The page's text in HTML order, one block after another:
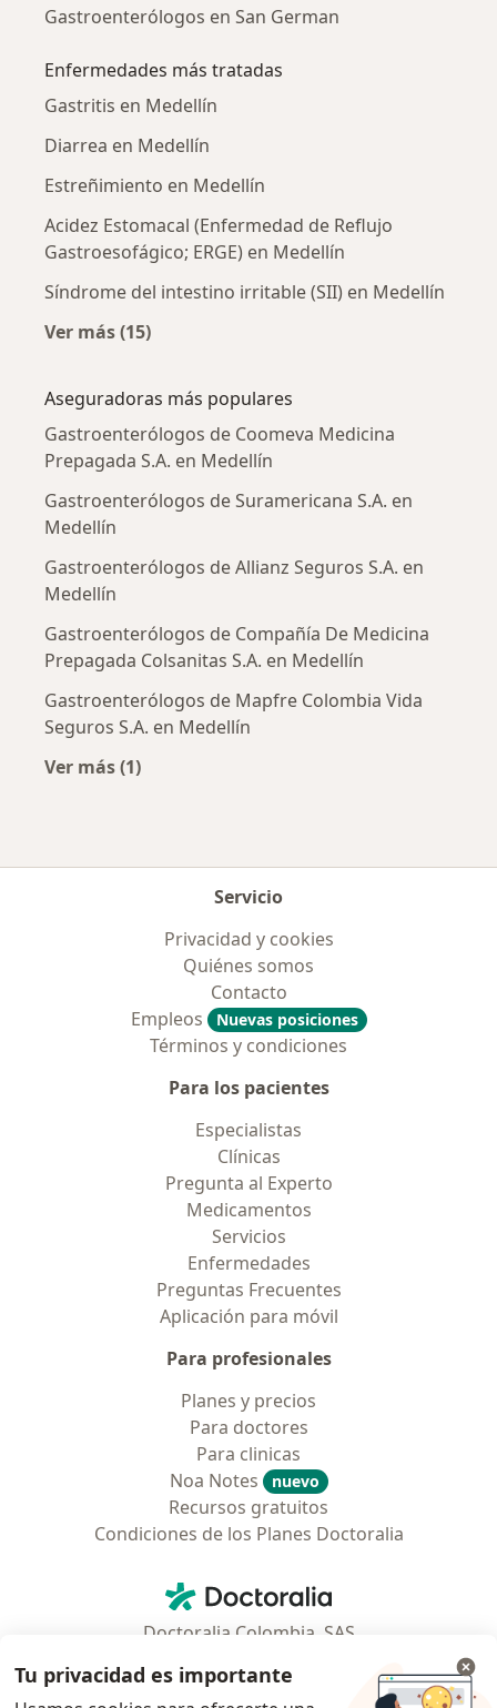
Gastroenterólogos en San German
Enfermedades más tratadas
Gastritis en Medellín
Diarrea en Medellín
Estreñimiento en Medellín
Acidez Estomacal (Enfermedad de Reflujo
Gastroesofágico; ERGE) en Medellín
Síndrome del intestino irritable (SII) en Medellín
Ver más (15)
Aseguradoras más populares
Gastroenterólogos de Coomeva Medicina
Prepagada S.A. en Medellín
Gastroenterólogos de Suramericana S.A. en
Medellín
Gastroenterólogos de Allianz Seguros S.A. en
Medellín
Gastroenterólogos de Compañía De Medicina
Prepagada Colsanitas S.A. en Medellín
Gastroenterólogos de Mapfre Colombia Vida
Seguros S.A. en Medellín
Ver más (1)
Servicio
Privacidad y cookies
Quiénes somos
Contacto
Empleos
Nuevas posiciones
Términos y condiciones
Para los pacientes
Especialistas
Clínicas
Pregunta al Experto
Medicamentos
Servicios
Enfermedades
Preguntas Frecuentes
Aplicación para móvil
Para profesionales
Planes y precios
Para doctores
Para clinicas
Noa Notes
nuevo
Recursos gratuitos
Condiciones de los Planes Doctoralia
Doctoralia - Página de inicio
Doctoralia Colombia, SAS
Municipio: Bogotá D.C., Colombia
Tu privacidad es importante